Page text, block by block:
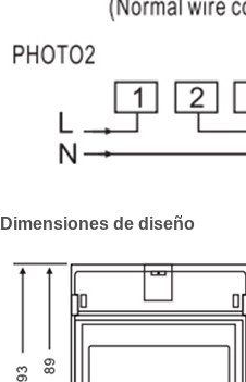
Dimensiones de diseño